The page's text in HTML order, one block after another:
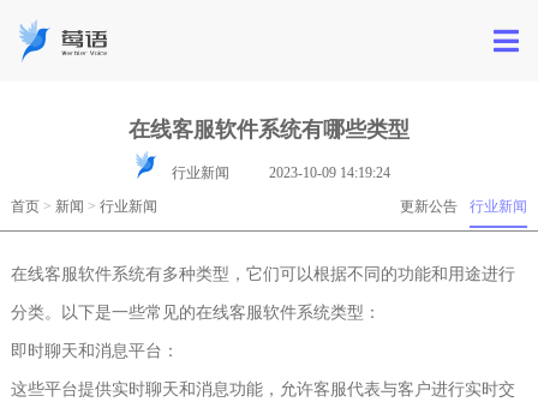
在线客服软件系统有哪些类型
行业新闻
2023-10-09 14:19:24
行业新闻
更新公告
首页> 新闻 > 行业新闻
在线客服软件系统有多种类型，它们可以根据不同的功能和用途进行
分类。以下是一些常见的在线客服软件系统类型：
即时聊天和消息平台：
这些平台提供实时聊天和消息功能，允许客服代表与客户进行实时交